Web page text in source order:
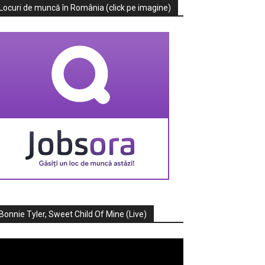
de muncă în România (click pe imagine)
Tyler, Sweet Child Of Mine (Live)